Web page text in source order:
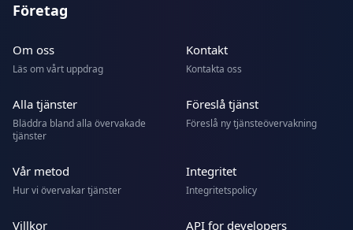
Företag
Om oss
Läs om vårt uppdrag
Kontakt
Kontakta oss
Alla tjänster
Bläddra bland alla övervakade
tjänster
Föreslå tjänst
Föreslå ny tjänsteövervakning
Vår metod
Hur vi övervakar tjänster
Integritet
Integritetspolicy
Villkor API for developers